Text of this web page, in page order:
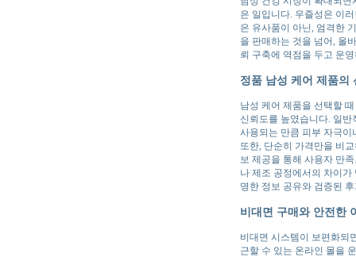
은 일입니다. 우즐성은 이
은 유사품이 아닌, 엄격한
을 판매하는 것을 넘어, 올
뢰 구축에 역점을 두고 운
정품 남성 케어 제품의
남성 케어 제품을 선택할
신뢰도를 높였습니다. 일
사용되는 만큼 피부 자극
또한, 단순히 가격만을 비
보 제공을 통해 사용자 만
나 제조 공정에서의 차이
명한 정보 공유와 검증된
비대면 구매와 안전한
비대면 시스템이 보편화되
근할 수 있는 온라인 몰을